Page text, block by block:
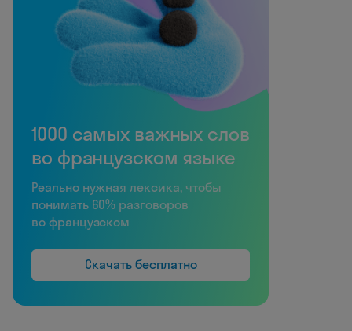
1000 самых важных слов
во французском языке
Реально нужная лексика, чтобы
понимать 60% разговоров
во французском
Скачать бесплатно